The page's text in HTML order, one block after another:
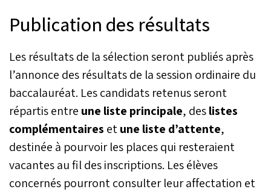
Publication des résultats
Les résultats de la sélection seront publiés après
l’annonce des résultats de la session ordinaire du
baccalauréat. Les candidats retenus seront
répartis entre une liste principale, deslistes
complémentaires etune liste d’attente,
destinée à pourvoir les places qui resteraient
vacantes au fil des inscriptions. Les élèves
concernés pourront consulter leur affectation et